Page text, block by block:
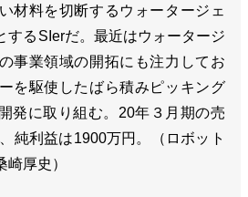
材料を切断するウォータージェ
するSIerだ。最近はウォータージ
事業領域の開拓にも注力してお
を駆使したばら積みピッキング
発に取り組む。20年３月期の売
純利益は1900万円。（ロボット
厚史）